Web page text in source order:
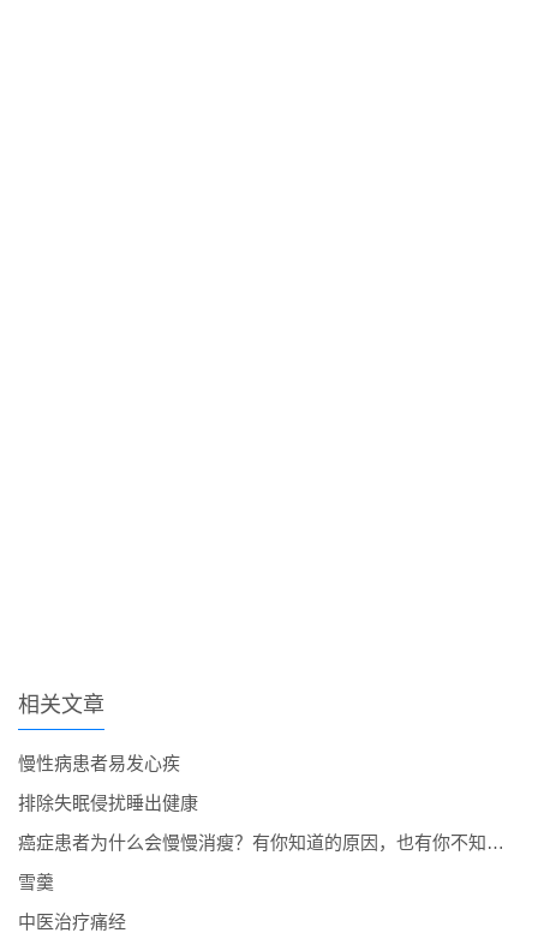
相关文章
慢性病患者易发心疾
排除失眠侵扰睡出健康
癌症患者为什么会慢慢消瘦？有你知道的原因，也有你不知道的
雪羹
中医治疗痛经